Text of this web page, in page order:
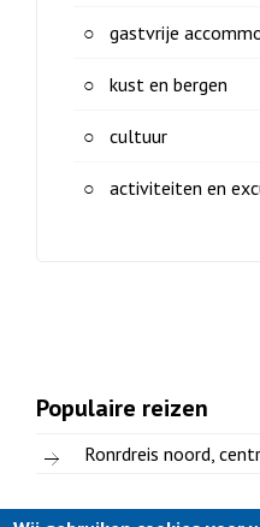
gastvrije
kust en bergen
cultuur
activiteiten en
Populaire reizen
Ronrdreis noord,